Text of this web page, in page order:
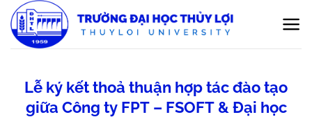
qua
nội
Lễ ký kết thoả thuận hợp tác đào tạo
giữa Công ty FPT – FSOFT & Đại học